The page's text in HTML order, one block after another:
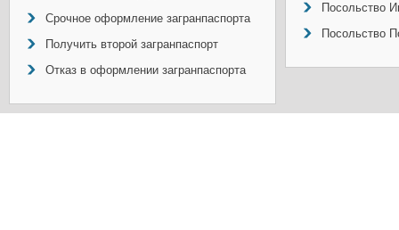
Срочное оформление загранпаспорта
Получить второй загранпаспорт
Отказ в оформлении загранпаспорта
Посольство
Посольство